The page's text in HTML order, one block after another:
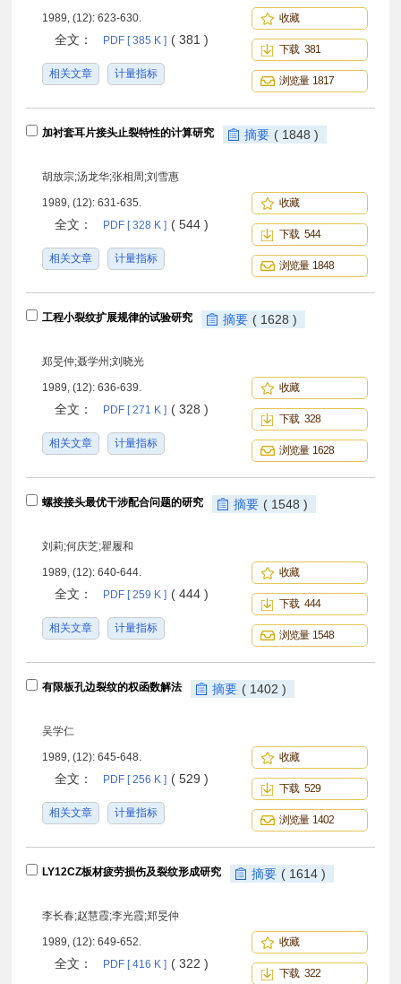
1989, (12): 623-630.
全文： PDF [ 385 K ] ( 381 )
相关文章 计量指标
收藏
下载 381
浏览量 1817
加衬套耳片接头止裂特性的计算研究 摘要 ( 1848 )
胡放宗;汤龙华;张相周;刘雪惠
1989, (12): 631-635.
全文： PDF [ 328 K ] ( 544 )
相关文章 计量指标
收藏
下载 544
浏览量 1848
工程小裂纹扩展规律的试验研究 摘要 ( 1628 )
郑旻仲;聂学州;刘晓光
1989, (12): 636-639.
全文： PDF [ 271 K ] ( 328 )
相关文章 计量指标
收藏
下载 328
浏览量 1628
螺接接头最优干涉配合问题的研究 摘要 ( 1548 )
刘莉;何庆芝;瞿履和
1989, (12): 640-644.
全文： PDF [ 259 K ] ( 444 )
相关文章 计量指标
收藏
下载 444
浏览量 1548
有限板孔边裂纹的权函数解法 摘要 ( 1402 )
吴学仁
1989, (12): 645-648.
全文： PDF [ 256 K ] ( 529 )
相关文章 计量指标
收藏
下载 529
浏览量 1402
LY12CZ板材疲劳损伤及裂纹形成研究 摘要 ( 1614 )
李长春;赵慧霞;李光霞;郑旻仲
1989, (12): 649-652.
全文： PDF [ 416 K ] ( 322 )
收藏
下载 322